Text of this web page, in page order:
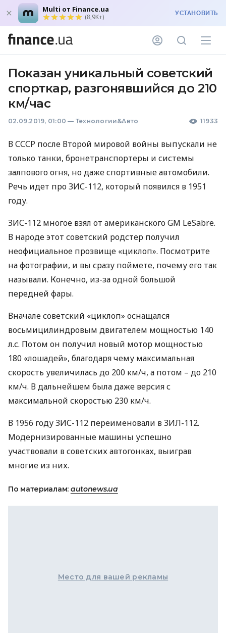
Multi от Finance.ua
(8,9K+) УСТАНОВИТЬ
Показан уникальный советский
спорткар, разгонявшийся до 210
км/час
02.09.2019, 01:00 — Технологии&Авто 11933
ВСССР после Второй мировой войны выпускали не
только танки, бронетранспортеры и системы
залпового огня, но даже спортивные автомобили.
Речь идет проЗИС-112, который появился в 1951
году.
ЗИС-112 многое взял от американского GM LeSabre.
В народе этот советский родстер получил
неофициальное прозвище «циклоп». Посмотрите
на фотографии, и вы сразу поймете, почему его так
называли. Конечно, из-за одной большой
передней фары.
Вначале советский «циклоп» оснащался
восьмицилиндровым двигателем мощностью 140
л.с. Потом он получил новый мотор мощностью
180 «лошадей», благодаря чему максимальная
скорость увеличилась до 200 км/ч, а потом – до 210
км/ч. В дальнейшем была даже версия с
максимальной скоростью 230 км/ч.
В 1956 годуЗИС-112 переименовали вЗИЛ-112.
Модернизированные машины успешно
участвовали в советских автогонках, выиграв
многие из них.
По материалам: autonews.ua
Место для вашей рекламы